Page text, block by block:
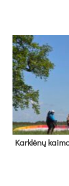
Kark­lė­nų